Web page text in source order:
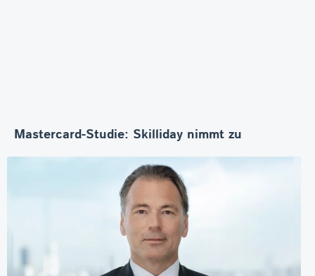
Mastercard-Studie: Skilliday nimmt zu